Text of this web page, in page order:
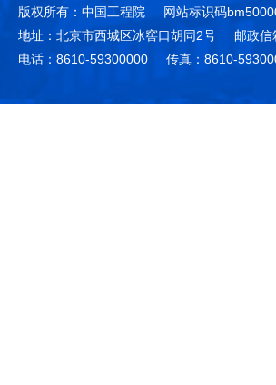
版权所有：中国工程院 网站标识码
地址：北京市西城区冰窖口胡同2号
邮政
电话：8610-59300000
传真：8610-